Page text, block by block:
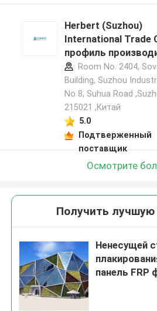
Herbert (Suzhou)
International Trade
профиль
Room No. 2404,
Building, Suzhou
No 8, Suhua Road
215021 ,Китай
5.0
Подтверженный
поставщик
Осмотрите
Получить лучшую
Ненесущей
панель FRP